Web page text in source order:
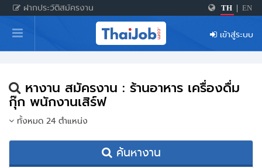
ฝากประวัติสมัครงาน TH EN
หน้าหลัก
ผู้สมัครงาน: เข้าสู่ระบบ
เกร็ดความรู้
สำหรับผู้ประกอบการ
เข้าสู่ระบบ
หางาน สมัครงาน : ร้านอาหาร เครื่องดื่ม
กุ๊ก พนักงานเสิร์ฟ
ทั้งหมด 24 ตำแหน่ง
ค้นหางาน